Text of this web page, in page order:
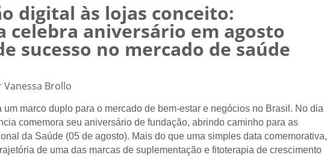
digital às lojas conceito:
celebra aniversário em agosto
sucesso no mercado de saúde
Brollo
um marco duplo para o mercado de bem-estar e negócios no Brasil. No dia
comemora seu aniversário de fundação, abrindo caminho para as
da Saúde (05 de agosto). Mais do que uma simples data comemorativa,
de uma das marcas de suplementação e fitoterapia de crescimento